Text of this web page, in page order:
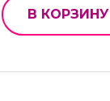
В КОРЗИНУ